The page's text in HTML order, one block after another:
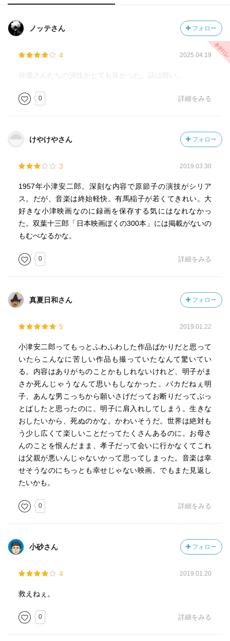
ノッテさん フォロー
4 2025.04.19
俳優さんたちの演技がとても良かった。話は暗い。
0 詳細をみる
けやけやさん フォロー
3 2019.03.30
1957年小津安二郎。深刻な内容で原節子の演技がシリア
ス。だが、音楽は終始軽快。有馬稲子が若くてきれい。大
好きな小津映画なのに録画を保存する気にはなれなかっ
た。双葉十三郎「日本映画ぼくの300本」には掲載がないの
もむべなるかな。
0 詳細をみる
真夏日和さん フォロー
5 2019.01.22
小津安二郎ってもっとふわふわした作品ばかりだと思って
いたらこんなに苦しい作品も撮っていたなんて驚いてい
る。内容はありがちのことかもしれないけれど、明子がま
さか死んじゃうなんて思いもしなかった。バカだねぇ明
子、あんな男こっちから願いさげだってお断りだってぶっ
とばしたと思ったのに。明子に肩入れしてしまう。生きな
おしたいから、死ぬのかな。かわいそうだ。世界は絶対も
う少し広くて楽しいことだってたくさんあるのに。お母さ
んのことを恨んだまま、孝子だって会いに行かなくてこれ
は父親が悪いんじゃないかって思ってしまった。音楽は幸
せそうなのにちっとも幸せじゃない映画。でもまた見返し
たいかも。
0 詳細をみる
小砂さん フォロー
4 2019.01.20
救えねぇ。
0 詳細をみる